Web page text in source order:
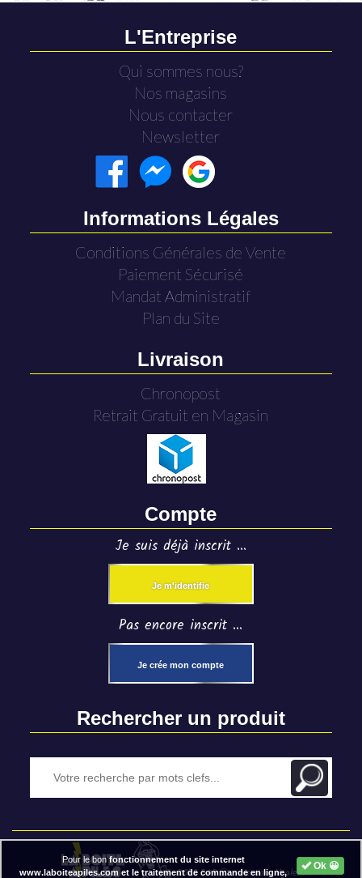
L'Entreprise
Qui sommes nous?
Nos magasins
Nous contacter
Newsletter
Informations Légales
Conditions Générales de Vente
Paiement Sécurisé
Mandat Administratif
Plan du Site
Livraison
Chronopost
Retrait Gratuit en Magasin
Compte
Je suis déjà inscrit ...
Je m'identifie
Pas encore inscrit ...
Je crée mon compte
Rechercher un produit
2020 BAP ⓒ - Mentions légales
Ok 😀
Pour le bonfonctionnement du site internet
www.laboiteapiles.com et le traitement de commande en ligne,